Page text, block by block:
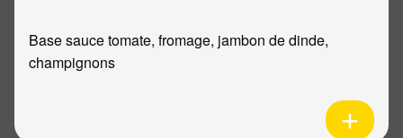
Base sauce tomate, fromage, jambon de dinde,
champignons